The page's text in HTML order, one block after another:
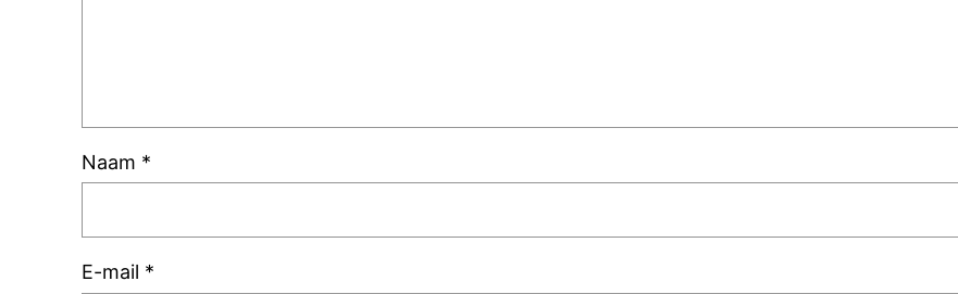
Naam *
E-mail *